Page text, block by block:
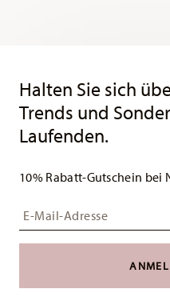
Halten Sie sich
Trends und
Laufenden.
10% Rabatt-Gutschein